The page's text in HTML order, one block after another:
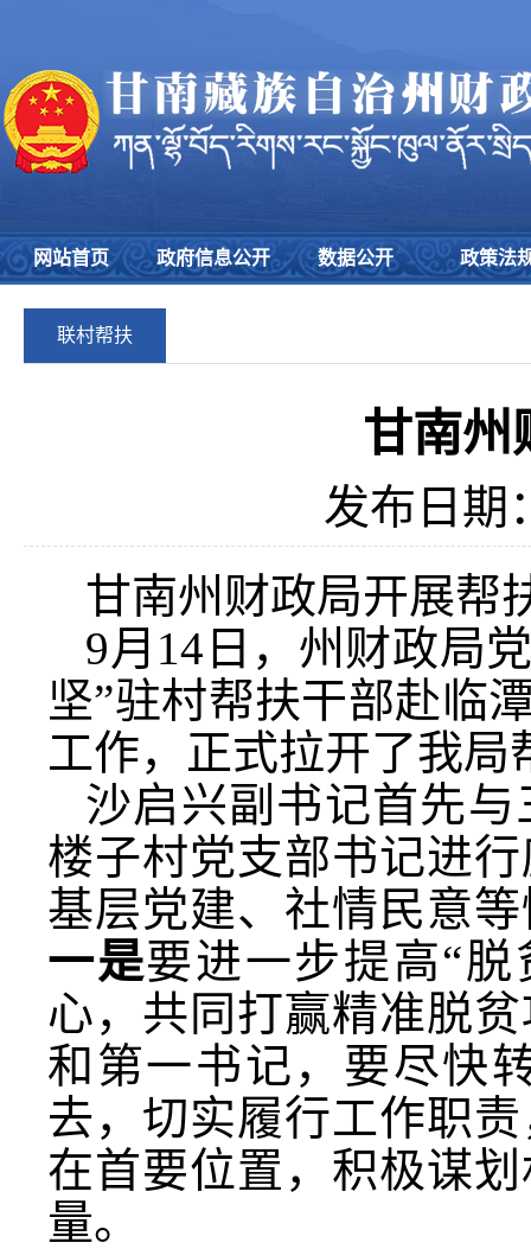
网站首页 政府信息公开 数据公开 政策法
联村帮扶
甘南州
发布日期
甘南州财政局开展帮
9月14日，州财政局
坚”驻村帮扶干部赴临
工作，正式拉开了我
沙启兴副书记首先
楼子村党支部书记进
基层党建、社情民意
一是要进一步提高“
心，共同打赢精准脱
和第一书记，要尽快
去，切实履行工作职
在首要位置，积极谋
量。